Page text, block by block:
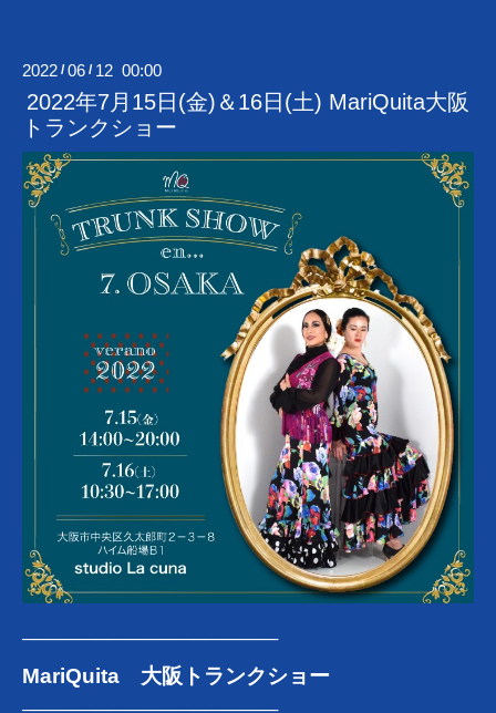
2022 /06 / 12 00:00
2022年7月15日(金)＆16日(土) MariQuita大阪
トランクショー
─────────────────────
MariQuita 大阪トランクショー
─────────────────────